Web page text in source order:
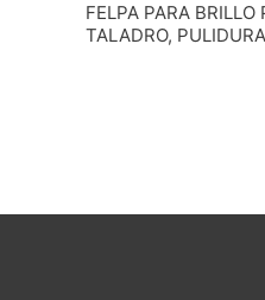
FELPA PARA BRILLO
TALADRO, PULIDURA